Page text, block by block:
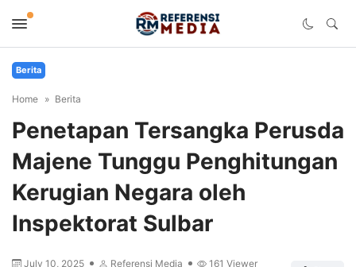
Berita
Home Berita
Penetapan Tersangka Perusda
Majene Tunggu Penghitungan
Kerugian Negara oleh
Inspektorat Sulbar
July 10, 2025 Referensi Media 161 Viewer